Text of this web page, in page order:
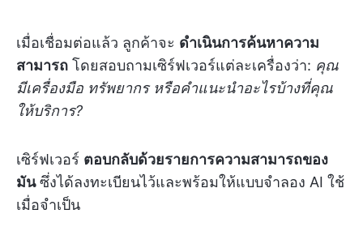
เมื่อเชื่อมต่อแล้ว ลูกค้าจะ ดำเนินการค้นหาความ
สามารถ โดยสอบถามเซิร์ฟเวอร์แต่ละเครื่องว่า: คุณ
มีเครื่องมือ ทรัพยากร หรือคำแนะนำอะไรบ้างที่คุณ
ให้บริการ?
เซิร์ฟเวอร์ ตอบกลับด้วยรายการความสามารถของ
มันซึ่งได้ลงทะเบียนไว้และพร้อมให้แบบจำลอง AI ใช้
เมื่อจำเป็น